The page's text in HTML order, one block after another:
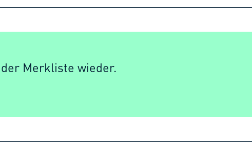
Merkliste wieder.